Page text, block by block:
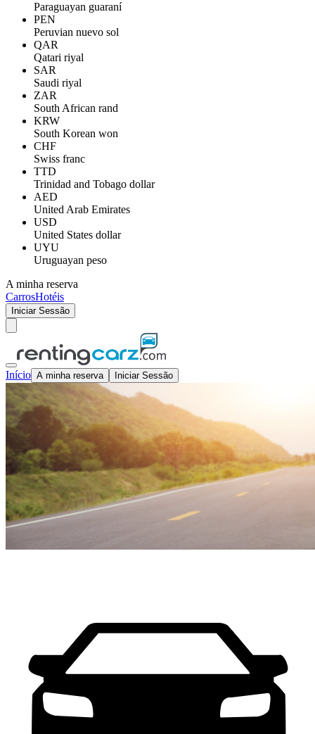
Paraguayan guaraní
PEN
Peruvian nuevo sol
QAR
Qatari riyal
SAR
Saudi riyal
ZAR
South African rand
KRW
South Korean won
CHF
Swiss franc
TTD
Trinidad and Tobago dollar
AED
United Arab Emirates
USD
United States dollar
UYU
Uruguayan peso
A minha reserva
CarrosHotéis
Iniciar Sessão
Início A minha reserva Iniciar Sessão